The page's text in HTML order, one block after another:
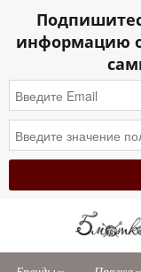
информацию